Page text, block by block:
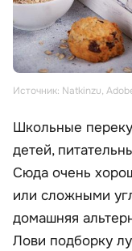
Источник: Natkinzu,
Школьные
детей,
Сюда очень
или сложными
домашняя
Лови подборку